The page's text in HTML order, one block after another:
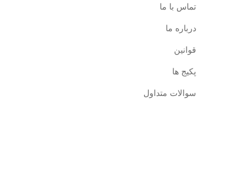
تماس با ما
درباره ما
قوانین
پکیج ها
سوالات متداول